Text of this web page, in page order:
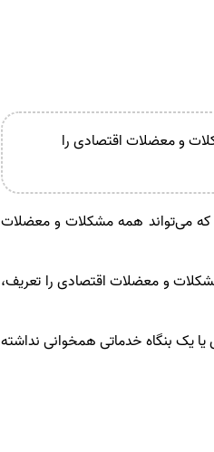
و معضلات اقتصادی را
که می‌تواند همه مشکلات و معضلات
و معضلات اقتصادی را تعریف،
یک بنگاه خدماتی همخوانی نداشته